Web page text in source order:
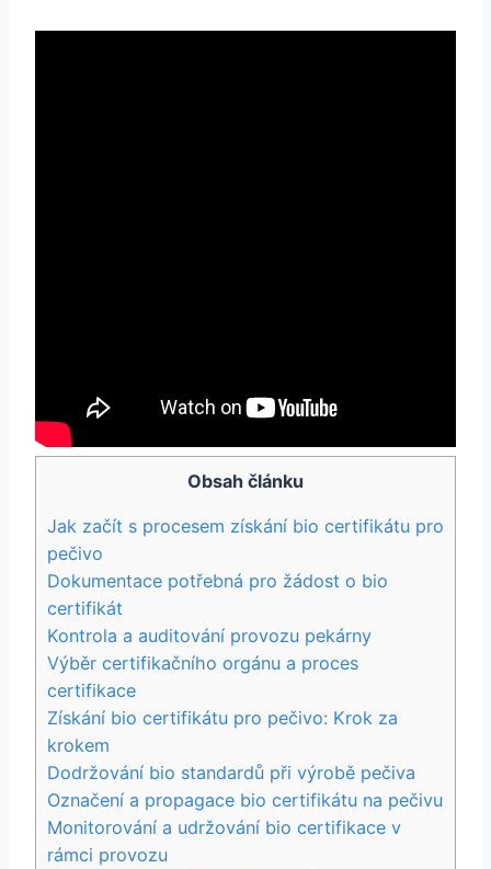
Obsah článku
Jak začít s procesem získání‌ bio certifikátu pro
pečivo
Dokumentace potřebná pro žádost o bio⁤
certifikát
Kontrola a auditování provozu‌ pekárny
Výběr certifikačního orgánu a ‍proces
certifikace
Získání ⁢bio certifikátu pro pečivo: Krok za
krokem
Dodržování bio ⁣standardů při‌ výrobě pečiva
Označení ⁣a‌ propagace bio certifikátu na ⁣pečivu
Monitorování a udržování‌ bio⁢ certifikace v
rámci ⁢provozu